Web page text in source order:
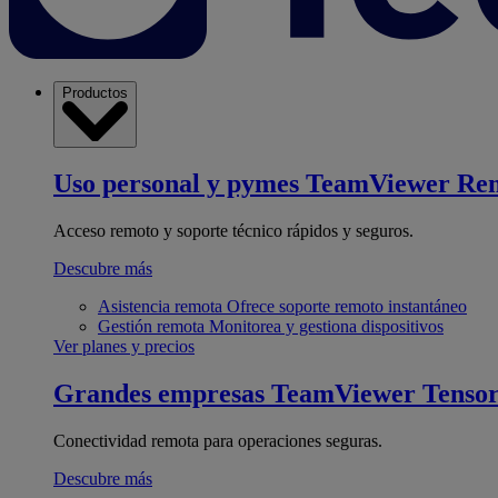
Productos
Uso personal y pymes TeamViewer
Acceso remoto y soporte técnico rápidos y seguros.
Descubre más
Asistencia remota Ofrece soporte remoto instantáneo
Gestión remota Monitorea y gestiona dispositivos
Ver planes y precios
Grandes empresas TeamViewer Tensor
Conectividad remota para operaciones seguras.
Descubre más